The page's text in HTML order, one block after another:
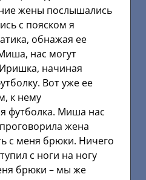
жены послышались
с пояском я
обнажая ее
нас могут
начиная
Вот уже ее
к нему
футболка. Миша нас
жена
с меня брюки. Ничего
с ноги на ногу
брюки – мы же